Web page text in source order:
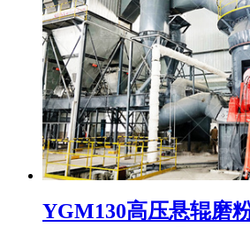
YGM130高压悬辊磨